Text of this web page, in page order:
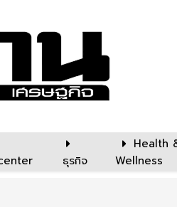
ธุรกิจ
Health
Wellness